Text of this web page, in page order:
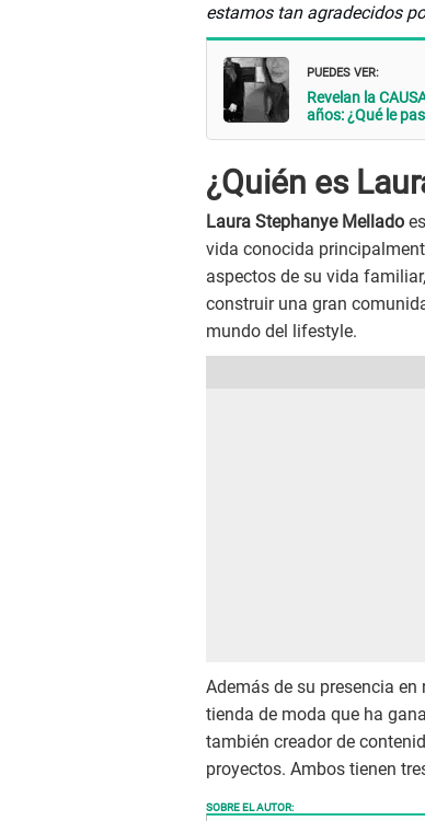
estamos tan agradecidos
PUEDES VER:
Revelan la
años: ¿Qué le
¿Quién es
Laura Stephanye Mellado
vida conocida
aspectos de su vida
construir una gran
mundo del lifestyle.
Además de su presencia en
tienda de moda que ha
también creador de
proyectos. Ambos tienen
SOBRE EL AUTOR: